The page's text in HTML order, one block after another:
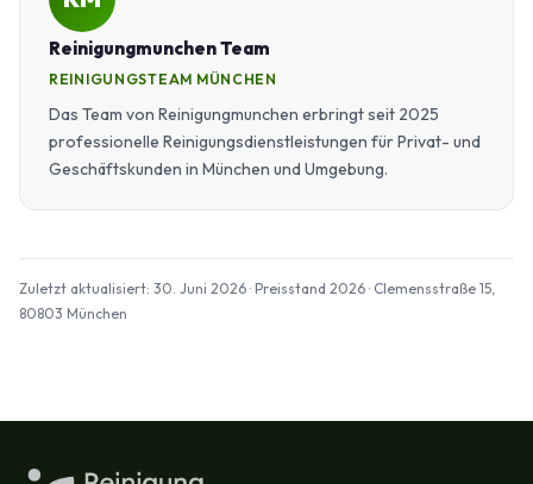
Reinigungmunchen Team
REINIGUNGSTEAM MÜNCHEN
Das Team von Reinigungmunchen erbringt seit 2025
professionelle Reinigungsdienstleistungen für Privat- und
Geschäftskunden in München und Umgebung.
Zuletzt aktualisiert: 30. Juni 2026 · Preisstand 2026 · Clemensstraße 15,
80803 München